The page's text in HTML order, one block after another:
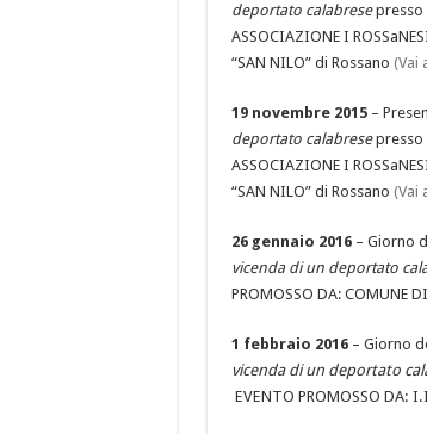
deportato calabresepresso
ASSOCIAZIONE I
“SAN NILO” di Rossano (Vai
19 novembre 2015–
deportato calabresepresso
ASSOCIAZIONE I
“SAN NILO” di Rossano (Vai
26 gennaio 2016– Giorno
vicenda di un deportato
PROMOSSO DA: COMUNE
1 febbraio 2016– Giorno
vicenda di un deportato
EVENTO PROMOSSO DA: